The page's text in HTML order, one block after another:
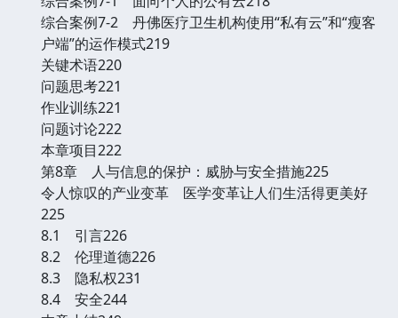
综合案例7-2 丹佛医疗卫生机构使用“私有云”和“瘦客
户端”的运作模式219
关键术语220
问题思考221
作业训练221
问题讨论222
本章项目222
第8章 人与信息的保护：威胁与安全措施225
令人惊叹的产业变革 医学变革让人们生活得更美好
225
8.1 引言226
8.2 伦理道德226
8.3 隐私权231
8.4 安全244